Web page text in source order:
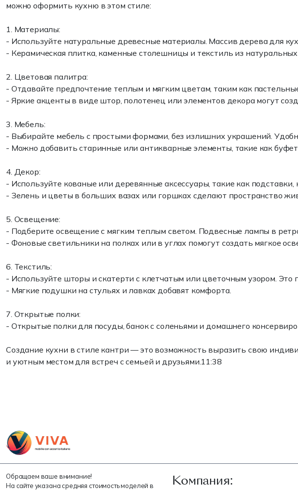
можно оформить кухню в этом стиле:
1. Материалы:
- Используйте натуральные древесные материалы. Массив дерева для
- Керамическая плитка, каменные столешницы и текстиль из
2. Цветовая палитра:
- Отдавайте предпочтение теплым и мягким цветам, таким как
- Яркие акценты в виде штор, полотенец или элементов декора могут
3. Мебель:
- Выбирайте мебель с простыми формами, без излишних украшений.
- Можно добавить старинные или антикварные элементы, такие как
4. Декор:
- Используйте кованые или деревянные аксессуары, такие как
- Зелень и цветы в больших вазах или горшках сделают пространство
5. Освещение:
- Подберите освещение с мягким теплым светом. Подвесные лампы в
- Фоновые светильники на полках или в углах помогут создать мягкое
6. Текстиль:
- Используйте шторы и скатерти с клетчатым или цветочным узором.
- Мягкие подушки на стульях и лавках добавят комфорта.
7. Открытые полки:
- Открытые полки для посуды, банок с соленьями и домашнего
Создание кухни в стиле кантри — это возможность выразить свою
и уютным местом для встреч с семьей и друзьями.11:38
Обращаем ваше внимание!
На сайте указана средняя стоимость моделей в
Компания: